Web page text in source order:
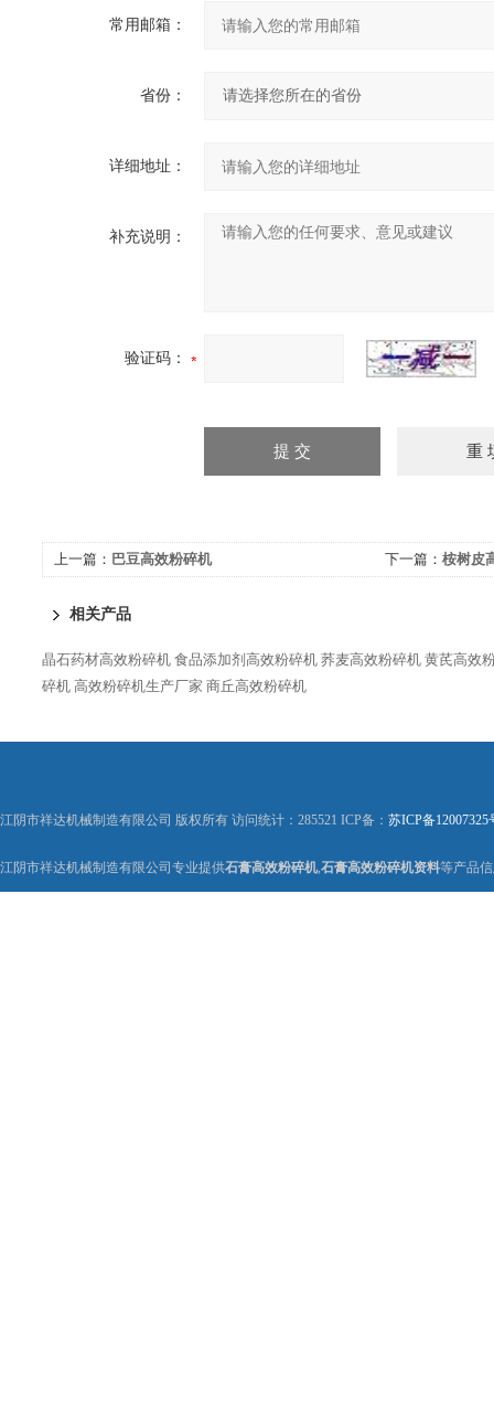
常用邮箱：
省份：
详细地址：
补充说明：
验证码：
上一篇： 巴豆高效粉碎机 下一篇： 桉树皮
相关产品
晶石药材高效粉碎机 食品添加剂高效粉碎机 荞麦高效粉碎机 黄芪高效
碎机 高效粉碎机生产厂家 商丘高效粉碎机
江阴市祥达机械制造有限公司 版权所有 访问统计：285521 ICP备： 苏ICP备12007325
江阴市祥达机械制造有限公司专业提供石膏高效粉碎机,石膏高效粉碎机资料等产品